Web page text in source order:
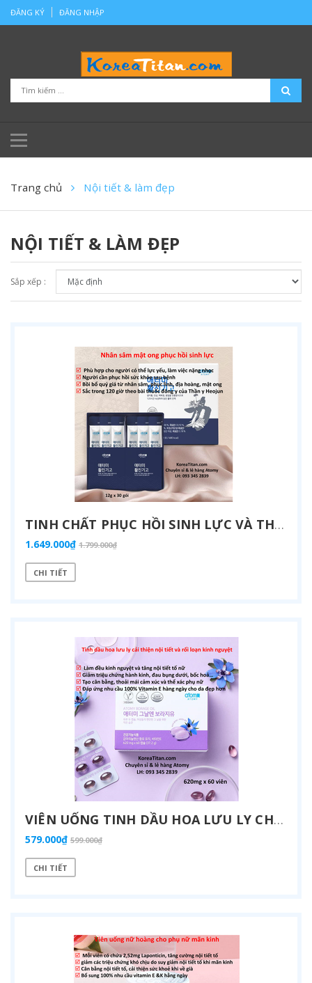
ĐĂNG KÝ ĐĂNG NHẬP
Trang chủ Nội tiết & làm đẹp
NỘI TIẾT & LÀM ĐẸP
Sắp xếp :
TINH CHẤT PHỤC HỒI SINH LỰC VÀ THỂ LỰC MẠNH MẼ, TINH THẦN SẢN KHOÁI CHO NGƯỜI GIÀ, LAO TÂM LAO LỰC, CẦN PHỤC HỒI SAU BỆNH (LÀ PHƯƠNG THUỐC ĐÔNG Y BÍ TRUYỀN HÀN QUỐC ĐƯỢC SẮC TRONG 120 GIỜ) (12G X 30 GÓI) - ATOMY HWALJINGIGO SAENGJIHWANG - 애터미 활진기고 - ATOMY ХВАЛЬДЖИНГИГО СЭНДЖИХВАН
1.649.000₫ 1.799.000₫
CHI TIẾT
VIÊN UỐNG TINH DẦU HOA LƯU LY CHO CÁC CHỊ EM RỐI LOẠN TIỀN KINH NGUYỆT, THIẾU HỤT NỘI TIẾT TỐ NỮ, LÀM ĐẸP DA VÀ BẢO VỆ TẾ BÀO - (620MG X 60 VIÊN) - ATOMY BORAGE OIL - 애터미 그날엔 보라지유 - АТОМИ БОРАГО ТЫ В ТОТ ДЕНЬ
579.000₫ 599.000₫
CHI TIẾT